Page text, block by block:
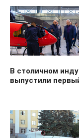
В столичном
выпустили